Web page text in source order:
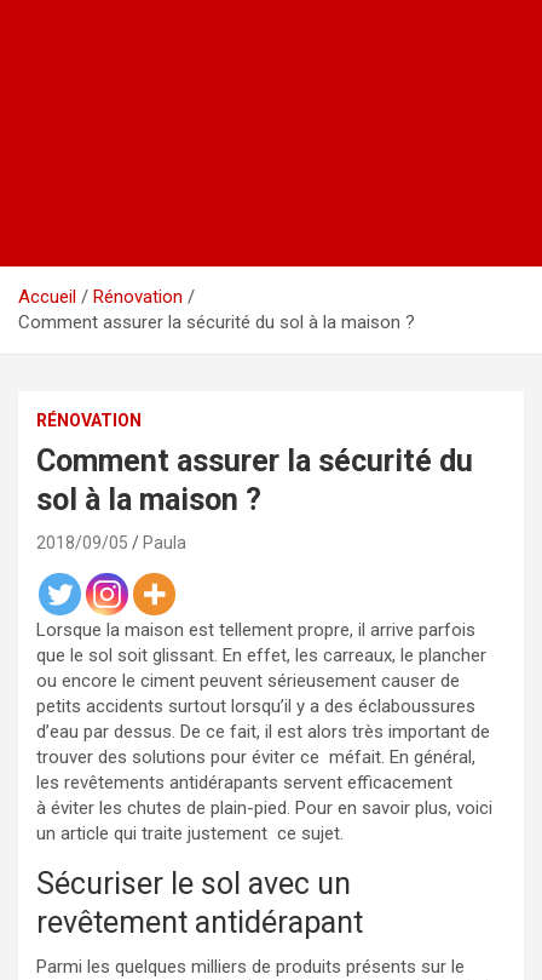
Accueil
Rénovation
Comment assurer la sécurité du sol à la maison ?
RÉNOVATION
Comment assurer la sécurité du
sol à la maison ?
2018/09/05 Paula
Lorsque la maison est tellement propre, il arrive parfois
que le sol soit glissant. En effet, les carreaux, le plancher
ou encore le ciment peuvent sérieusement causer de
petits accidents surtout lorsqu’il y a des éclaboussures
d’eau par dessus. De ce fait, il est alors très important de
trouver des solutions pour éviter ce méfait. En général,
les revêtements antidérapants servent efficacement
à éviter les chutes de plain-pied. Pour en savoir plus, voici
un article qui traite justement ce sujet.
Sécuriser le sol avec un
revêtement antidérapant
Parmi les quelques milliers de produits présents sur le